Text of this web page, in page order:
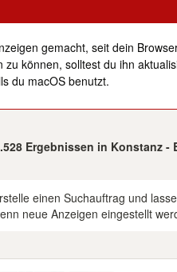
gemacht, seit dein
zu können, solltest du ihn
du macOS benutzt.
Ergebnissen in Konstanz -
einen Suchauftrag und
neue Anzeigen eingestellt